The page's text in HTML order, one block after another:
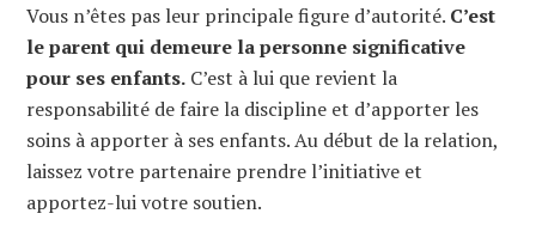
Vous n’êtes pas leur principale figure d’autorité. C’est
le parent qui demeure la personne significative
pour ses enfants. C’est à lui que revient la
responsabilité de faire la discipline et d’apporter les
soins à apporter à ses enfants. Au début de la relation,
laissez votre partenaire prendre l’initiative et
apportez-lui votre soutien.